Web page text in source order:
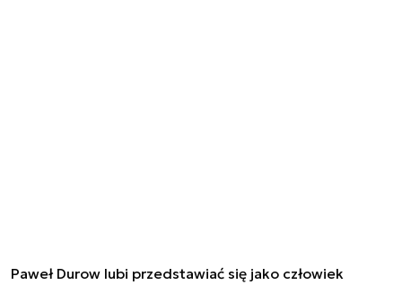
Paweł Durow lubi przedstawiać się jako człowiek